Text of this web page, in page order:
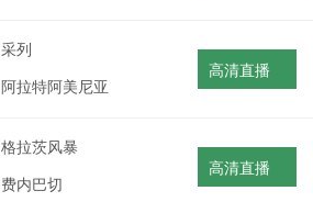
采列
阿拉特阿美尼亚
高清直播
格拉茨风暴
费内巴切
高清直播